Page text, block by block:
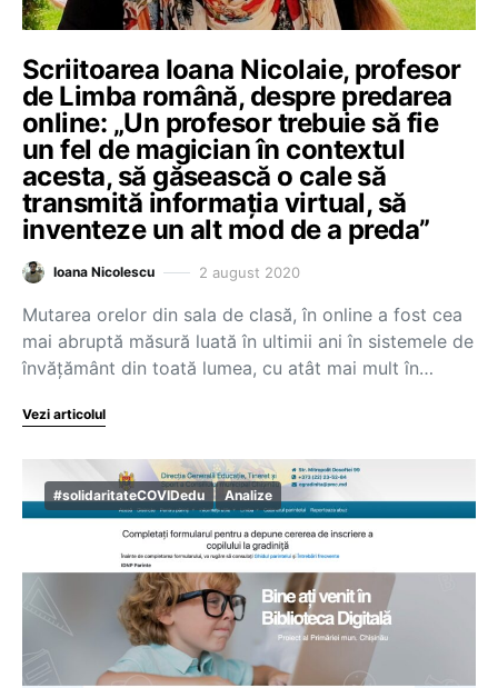
Scriitoarea Ioana Nicolaie, profesor
de Limba română, despre predarea
online: „Un profesor trebuie să fie
un fel de magician în contextul
acesta, să găsească o cale să
transmită informația virtual, să
inventeze un alt mod de a preda”
Ioana Nicolescu 2 august 2020
Mutarea orelor din sala de clasă, în online a fost cea
mai abruptă măsură luată în ultimii ani în sistemele de
învățământ din toată lumea, cu atât mai mult în…
Vezi articolul
#solidaritateCOVIDedu Analize